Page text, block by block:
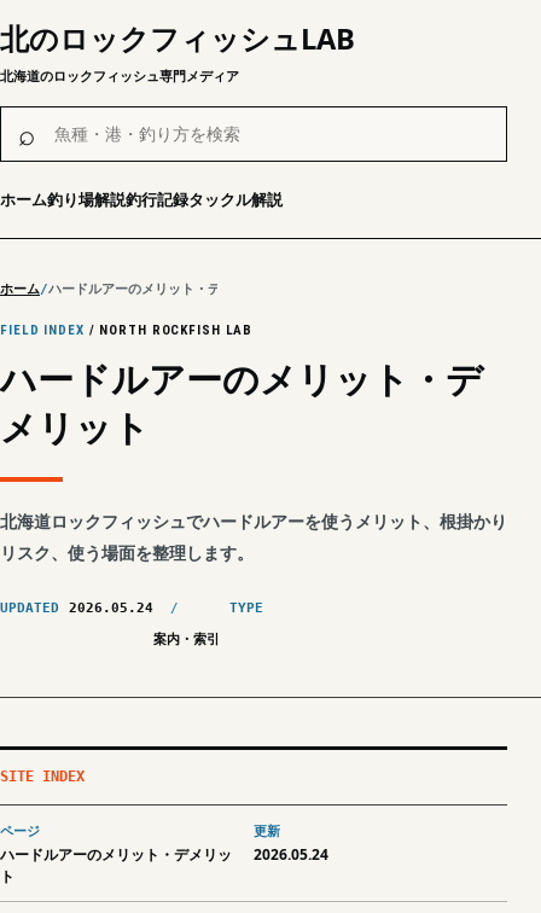
北のロックフィッシュLAB
北海道のロックフィッシュ専門メディア
魚種・港・釣り方を検索
⌕
ホーム釣り場解説釣行記録タックル解説
ホーム ハードルアーのメリット・デメリット
FIELD INDEX / NORTH ROCKFISH LAB
ハードルアーのメリット・デ
メリット
北海道ロックフィッシュでハードルアーを使うメリット、根掛かり
リスク、使う場面を整理します。
UPDATED 2026.05.24
TYPE
案内・索引
SITE INDEX
ページ
ハードルアーのメリット・デメリッ
ト
更新
2026.05.24